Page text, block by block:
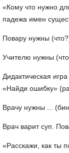
«Кому что нужно
падежа имен
Повару нужны
Учителю нужны
Дидактическая игра
«Найди ошибку»
Врачу нужны ...
Врач варит суп.
«Расскажи, как ты